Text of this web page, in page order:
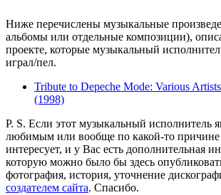
Ниже перечислены музыкальные
альбомы или отдельные композиции),
проекте, которые музыкальный
играл/пел.
Tribute to Depeche Mode: Various
(1998)
P. S. Если этот музыкальный исполнитель
любимым или вообще по какой-то причине
интересует, и у Вас есть дополнительная
которую можно было бы здесь
фотография, история, уточнение
создателем сайта. Спасибо.